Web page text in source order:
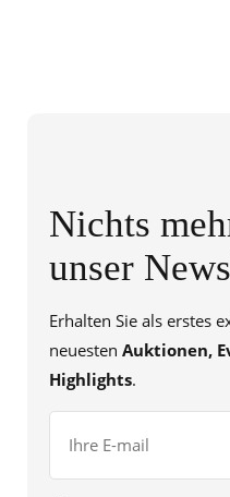
Nichts
unser
Erhalten Sie als erstes
neuesten Auktionen,
Highlights.